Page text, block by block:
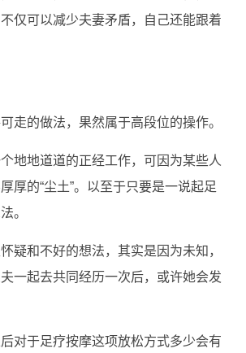
仅可以减少夫妻矛盾，自己还能跟着
走的做法，果然属于高段位的操作。
地地道道的正经工作，可因为某些人
厚的“尘土”。以至于只要是一说起足
。
疑和不好的想法，其实是因为未知，
一起去共同经历一次后，或许她会发
对于足疗按摩这项放松方式多少会有